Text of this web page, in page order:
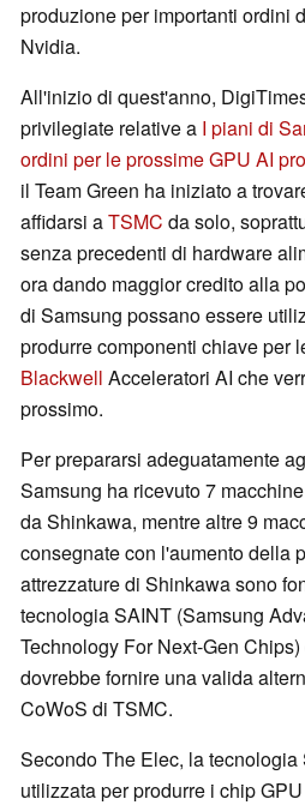
produzione per importanti ordini
Nvidia.
All'inizio di quest'anno,
privilegiate relative a I piani di
ordini per le prossime GPU AI
il Team Green ha iniziato a
affidarsi aTSMC da solo,
senza precedenti di hardware
ora dando maggior credito alla
di Samsung possano essere
produrre componenti chiave per
Blackwell Acceleratori AI che
prossimo.
Per prepararsi adeguatamente
Samsung ha ricevuto 7
da Shinkawa, mentre altre 9
consegnate con l'aumento della
attrezzature di Shinkawa sono
tecnologia SAINT (Samsung
Technology For Next-Gen
dovrebbe fornire una valida
CoWoS di TSMC.
Secondo The Elec, la tecnologia
utilizzata per produrre i chip